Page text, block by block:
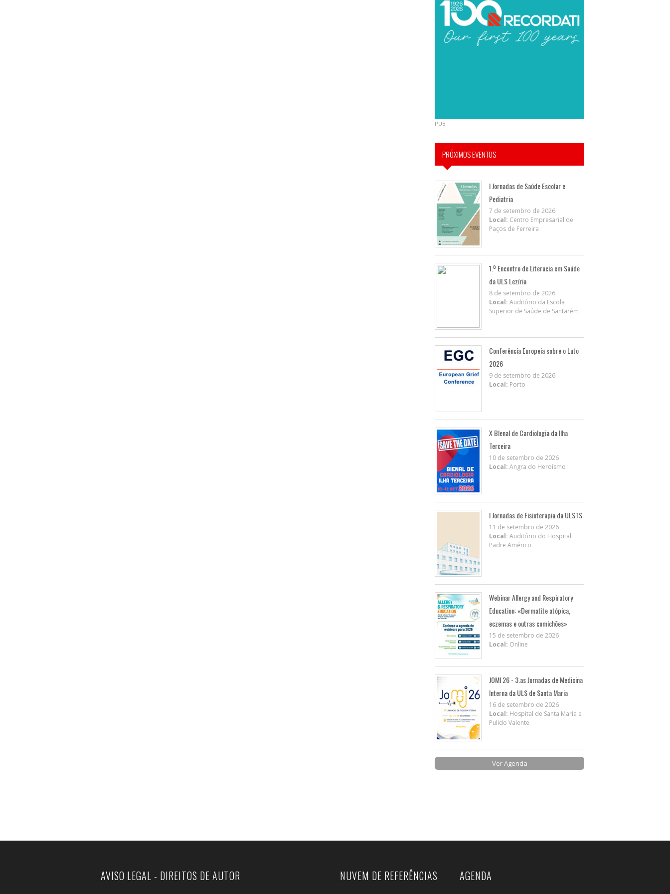
PUB
PRÓXIMOS EVENTOS
I Jornadas de Saúde Escolar e
Pediatria
7 de setembro de 2026
Local: Centro Empresarial de
Paços de Ferreira
1.º Encontro de Literacia em Saúde
da ULS Lezíria
8 de setembro de 2026
Local: Auditório da Escola
Superior de Saúde de Santarém
Conferência Europeia sobre o Luto
2026
9 de setembro de 2026
Local: Porto
X BIenal de Cardiologia da Ilha
Terceira
10 de setembro de 2026
Local: Angra do Heroísmo
I Jornadas de Fisioterapia da ULSTS
11 de setembro de 2026
Local: Auditório do Hospital
Padre Américo
Webinar Allergy and Respiratory
Education: «Dermatite atópica,
eczemas e outras comichões»
15 de setembro de 2026
Local: Online
JOMI 26 - 3.as Jornadas de Medicina
Interna da ULS de Santa Maria
16 de setembro de 2026
Local: Hospital de Santa Maria e
Pulido Valente
Ver Agenda
AVISO LEGAL - DIREITOS DE AUTOR NUVEM DE REFERÊNCIAS AGENDA